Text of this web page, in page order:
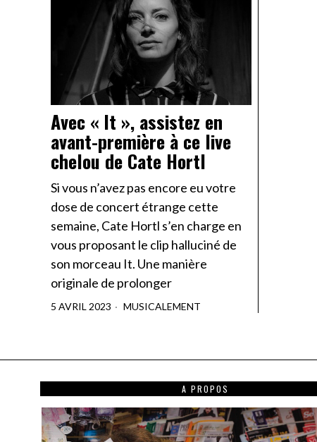
Avec « It », assistez en
avant-première à ce live
chelou de Cate Hortl
Si vous n’avez pas encore eu votre
dose de concert étrange cette
semaine, Cate Hortl s’en charge en
vous proposant le clip halluciné de
son morceau It. Une manière
originale de prolonger
5 AVRIL 2023 MUSICALEMENT
A PROPOS